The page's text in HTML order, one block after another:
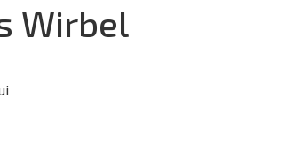
Wirbel